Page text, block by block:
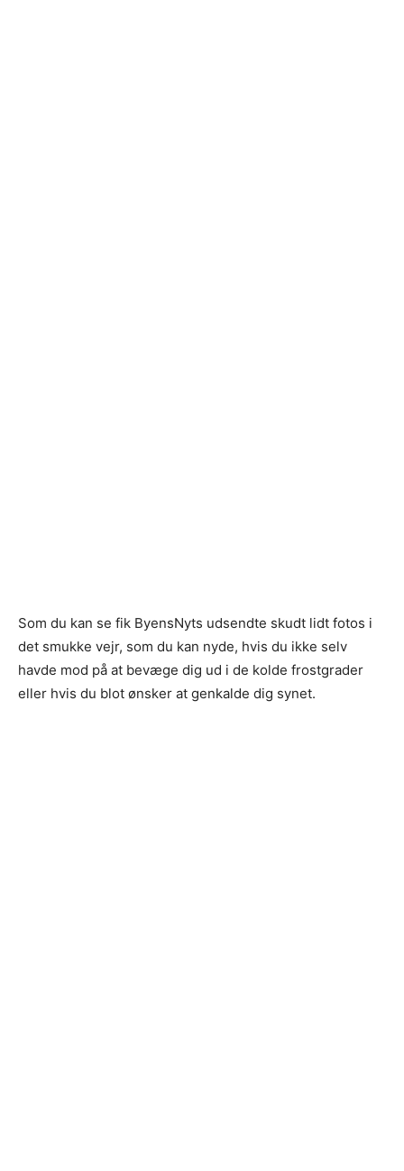
Som du kan se fik ByensNyts udsendte skudt lidt fotos i
det smukke vejr, som du kan nyde, hvis du ikke selv
havde mod på at bevæge dig ud i de kolde frostgrader
eller hvis du blot ønsker at genkalde dig synet.